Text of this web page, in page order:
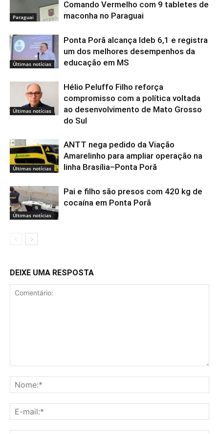
Paraguai
Comando Vermelho com 9 tabletes de
maconha no Paraguai
Últimas notícias
Ponta Porã alcança Ideb 6,1 e registra
um dos melhores desempenhos da
educação em MS
Últimas notícias
Hélio Peluffo Filho reforça
compromisso com a política voltada
ao desenvolvimento de Mato Grosso
do Sul
Últimas notícias
ANTT nega pedido da Viação
Amarelinho para ampliar operação na
linha Brasília–Ponta Porã
Últimas notícias
Pai e filho são presos com 420 kg de
cocaína em Ponta Porã
DEIXE UMA RESPOSTA